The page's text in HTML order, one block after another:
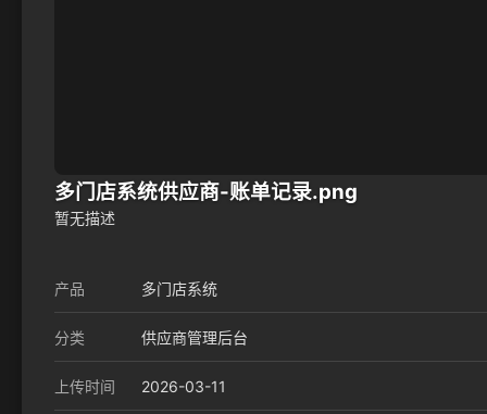
多门店系统供应商-账单记录.png
暂无描述
产品 多门店系统
分类 供应商管理后台
上传时间 2026-03-11